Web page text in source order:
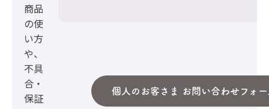
商品
の使
い方
や、
不具
合・
保証
個人のお客さま お問い合わせフォー